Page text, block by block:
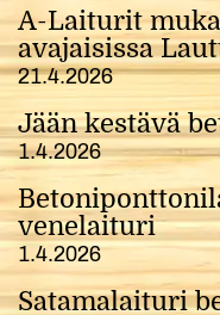
A-Laiturit
avajaisissa
21.4.2026
Jään kestävä
1.4.2026
venelaituri
1.4.2026
Satamalaituri